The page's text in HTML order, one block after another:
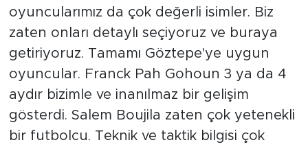
oyuncularımız da çok değerli isimler. Biz
zaten onları detaylı seçiyoruz ve buraya
getiriyoruz. Tamamı Göztepe'ye uygun
oyuncular. Franck Pah Gohoun 3 ya da 4
aydır bizimle ve inanılmaz bir gelişim
gösterdi. Salem Boujila zaten çok yetenekli
bir futbolcu. Teknik ve taktik bilgisi çok